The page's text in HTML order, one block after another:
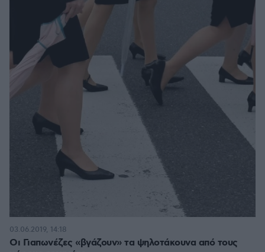
Οι Γιαπωνέζες «βγάζουν» τα ψηλοτάκουνα από τους
03.06.2019, 14:18